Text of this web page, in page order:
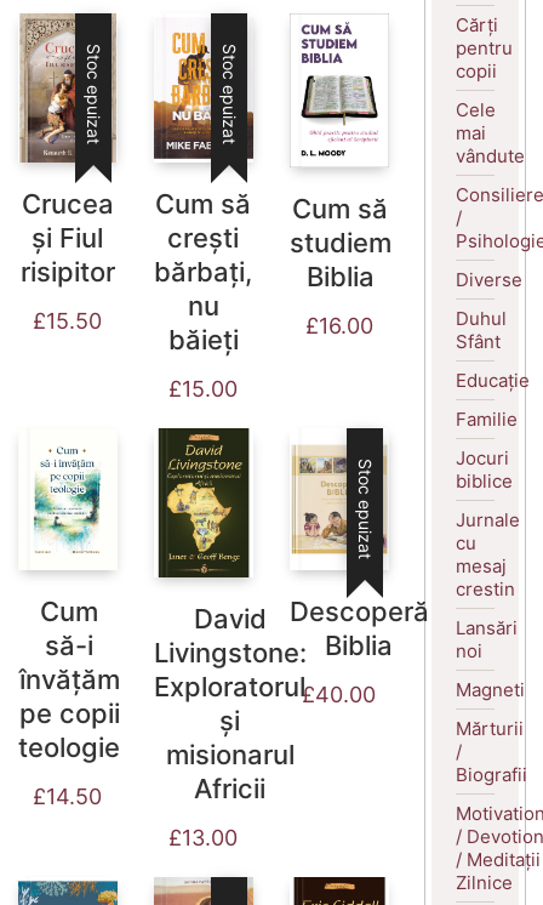
Stoc epuizat
Crucea
și Fiul
risipitor
£15.50
Stoc epuizat
Cum să
crești
bărbați,
nu
băieți
£15.00
Cum să
studiem
Biblia
£16.00
Cum
să-i
învățăm
pe copii
teologie
£14.50
David
Livingstone:
Exploratorul
și
misionarul
Africii
£13.00
Stoc epuizat
Descoperă
Biblia
£40.00
Cărți
pentru
copii
Cele
mai
vândute
Consiliere
/
Diverse
Duhul
Sfânt
Educație
Familie
Jocuri
biblice
Jurnale
cu
mesaj
crestin
Lansări
noi
Magneti
Mărturii
/
Biografii
/
/ Meditații
Zilnice